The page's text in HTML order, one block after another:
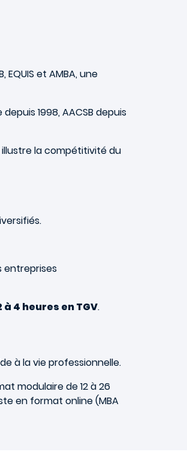
EQUIS et AMBA, une
1998, AACSB depuis
illustre la compétitivité du
entreprises
à 4 heures en TGV.
à la vie professionnelle.
modulaire de 12 à 26
en format online (MBA